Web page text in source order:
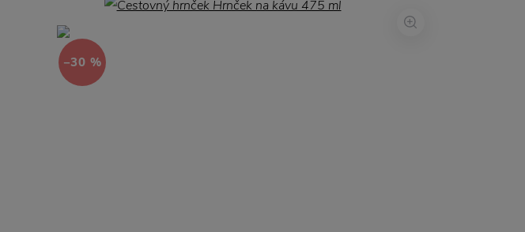
−30 %